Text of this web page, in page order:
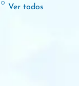
Ver todos